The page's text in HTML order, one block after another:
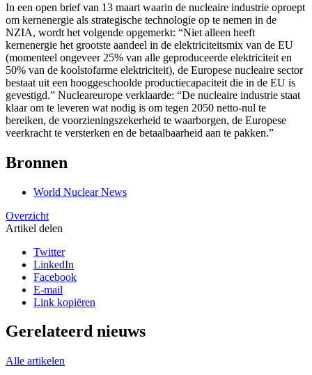
In een open brief van 13 maart waarin de nucleaire industrie oproept
om kernenergie als strategische technologie op te nemen in de
NZIA, wordt het volgende opgemerkt: “Niet alleen heeft
kernenergie het grootste aandeel in de elektriciteitsmix van de EU
(momenteel ongeveer 25% van alle geproduceerde elektriciteit en
50% van de koolstofarme elektriciteit), de Europese nucleaire sector
bestaat uit een hooggeschoolde productiecapaciteit die in de EU is
gevestigd.” Nucleareurope verklaarde: “De nucleaire industrie staat
klaar om te leveren wat nodig is om tegen 2050 netto-nul te
bereiken, de voorzieningszekerheid te waarborgen, de Europese
veerkracht te versterken en de betaalbaarheid aan te pakken.”
Bronnen
World Nuclear News
Overzicht
Artikel delen
Twitter
LinkedIn
Facebook
E-mail
Link kopiëren
Gerelateerd nieuws
Alle artikelen